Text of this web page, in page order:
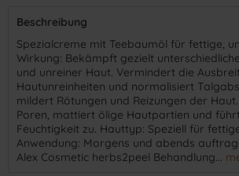
Beschreibung
​Spezialcreme mit Teebaumöl für fettige,
Wirkung: Bekämpft gezielt
und unreiner Haut. Vermindert die
Hautunreinheiten und normalisiert
mildert Rötungen und Reizungen der
Poren, mattiert ölige Hautpartien und
Feuchtigkeit zu. Hauttyp: Speziell für
Anwendung: Morgens und abends
Alex Cosmetic herbs2peel Behandlung...